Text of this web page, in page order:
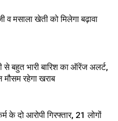
व मसाला खेती को मिलेगा बढ़ावा
से बहुत भारी बारिश का ऑरेंज अलर्ट,
रहेगा खराब
के दो आरोपी गिरफ्तार, 21 लोगों